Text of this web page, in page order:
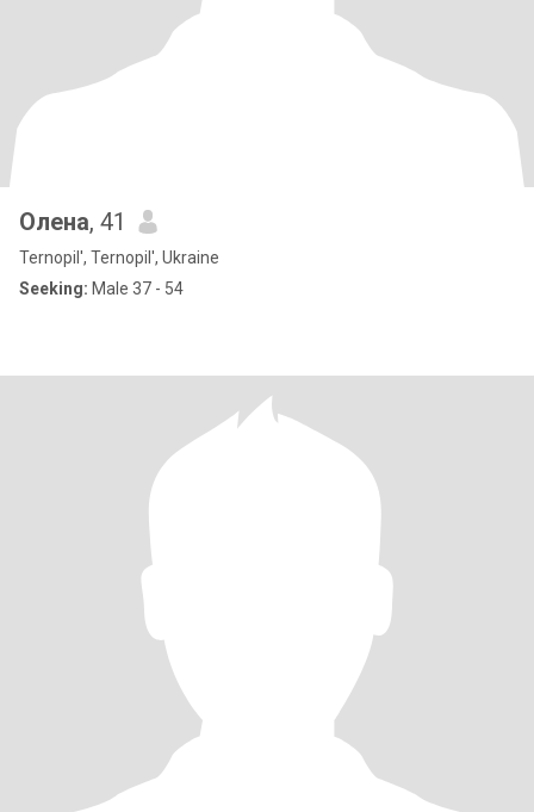
Олена, 41
Ternopil', Ternopil', Ukraine
Seeking: Male 37 - 54